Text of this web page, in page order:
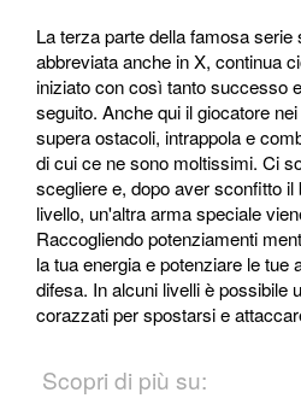
La terza parte della famosa serie
abbreviata anche in X, continua
iniziato con così tanto successo
seguito. Anche qui il giocatore
supera ostacoli, intrappola e
di cui ce ne sono moltissimi. Ci
scegliere e, dopo aver sconfitto il
livello, un'altra arma speciale
Raccogliendo potenziamenti
la tua energia e potenziare le tue
difesa. In alcuni livelli è possibile
corazzati per spostarsi e
Scopri di più su: